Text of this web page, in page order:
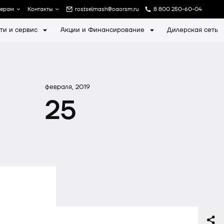
Контакты rostselmash@oaorsm.ru 8 800 250-60-04
и сервис Акции и Финансирование Дилерская сеть
февраля, 2019
25